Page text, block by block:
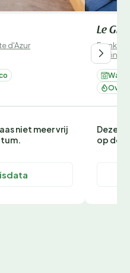
d'Azur
niet meer vrij
Le
Frankrijk
/Sainte-
Oven
Deze
op de